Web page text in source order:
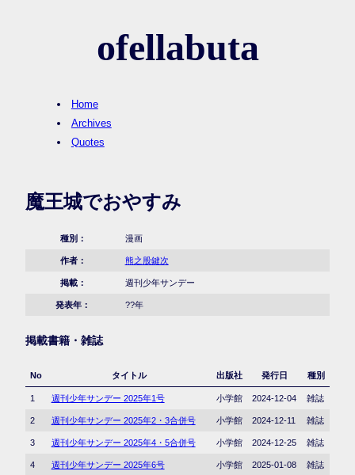
ofellabuta
Home
Archives
Quotes
魔王城でおやすみ
種別： 漫画
作者： 熊之股鍵次
掲載： 週刊少年サンデー
発表年： ??年
掲載書籍・雑誌
No タイトル 出版社 発行日 種別
1 週刊少年サンデー 2025年1号 小学館 2024-12-04 雑誌
2 週刊少年サンデー 2025年2・3合併号 小学館 2024-12-11 雑誌
3 週刊少年サンデー 2025年4・5合併号 小学館 2024-12-25 雑誌
4 週刊少年サンデー 2025年6号 小学館 2025-01-08 雑誌